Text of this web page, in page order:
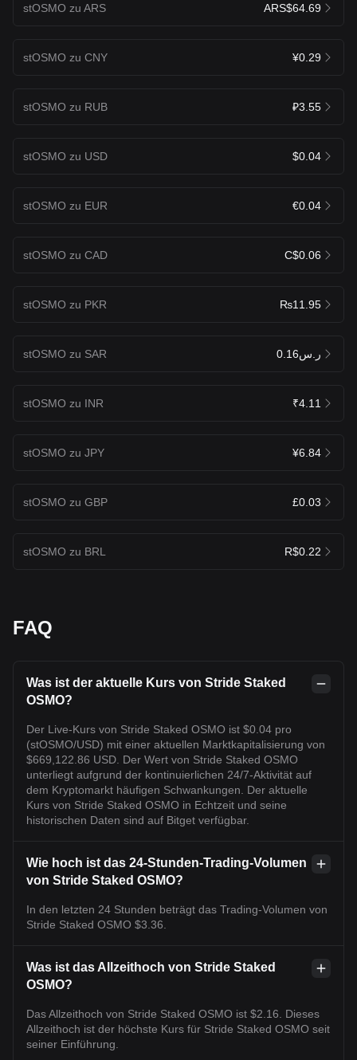
stOSMO zu ARS ARS$64.69
stOSMO zu CNY ¥0.29
stOSMO zu RUB ₽3.55
stOSMO zu USD $0.04
stOSMO zu EUR €0.04
stOSMO zu CAD C$0.06
stOSMO zu PKR ₨11.95
stOSMO zu SAR ر.س0.16
stOSMO zu INR ₹4.11
stOSMO zu JPY ¥6.84
stOSMO zu GBP £0.03
stOSMO zu BRL R$0.22
FAQ
Was ist der aktuelle Kurs von Stride Staked
OSMO?
Der Live-Kurs von Stride Staked OSMO ist $0.04 pro
(stOSMO/USD) mit einer aktuellen Marktkapitalisierung von
$669,122.86 USD. Der Wert von Stride Staked OSMO
unterliegt aufgrund der kontinuierlichen 24/7-Aktivität auf
dem Kryptomarkt häufigen Schwankungen. Der aktuelle
Kurs von Stride Staked OSMO in Echtzeit und seine
historischen Daten sind auf Bitget verfügbar.
Wie hoch ist das 24-Stunden-Trading-Volumen
von Stride Staked OSMO?
In den letzten 24 Stunden beträgt das Trading-Volumen von
Stride Staked OSMO $3.36.
Was ist das Allzeithoch von Stride Staked
OSMO?
Das Allzeithoch von Stride Staked OSMO ist $2.16. Dieses
Allzeithoch ist der höchste Kurs für Stride Staked OSMO seit
seiner Einführung.